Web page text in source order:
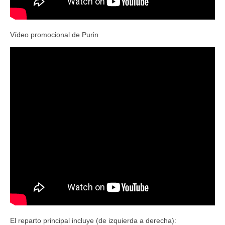
Vídeo promocional de Purin
El reparto principal incluye (de izquierda a derecha):